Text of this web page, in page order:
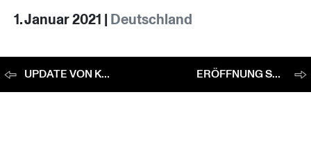
1. Januar 2021 | Deutschland
UPDATE VON KLAIPEDA MUSIC THEATRE! ERÖFFNUNG SCHWIMMHALLE ILMENAU